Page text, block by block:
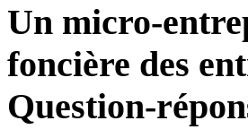
Un micro-
foncière des
Question-